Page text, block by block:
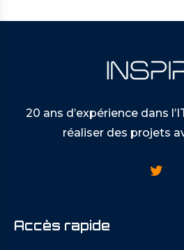
20 ans d’expérience dans
réaliser des projets
Accès rapide